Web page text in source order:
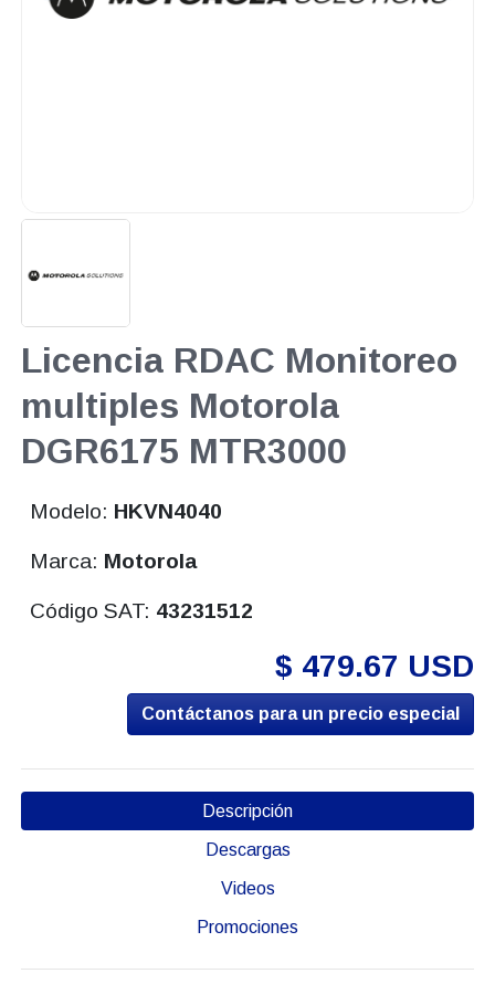
Licencia RDAC Monitoreo
multiples Motorola
DGR6175 MTR3000
Modelo: HKVN4040
Marca: Motorola
Código SAT: 43231512
$ 479.67 USD
Contáctanos para un precio especial
Descripción
Descargas
Videos
Promociones